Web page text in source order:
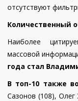
отсутствуют
Количественный
Наиболее
массовой
года стал
В топ-10 также
Сазонов (108), Олег